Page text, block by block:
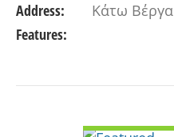
Address:
Κάτω Βέργα
Features: